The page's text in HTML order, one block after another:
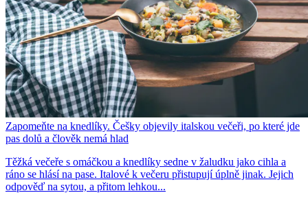
Zapomeňte na knedlíky. Češky objevily italskou večeři, po které jde
pas dolů a člověk nemá hlad
Těžká večeře s omáčkou a knedlíky sedne v žaludku jako cihla a
ráno se hlásí na pase. Italové k večeru přistupují úplně jinak. Jejich
odpověď na sytou, a přitom lehkou...